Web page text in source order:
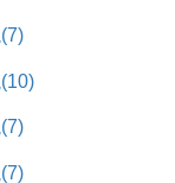
(7)
(10)
(7)
(7)